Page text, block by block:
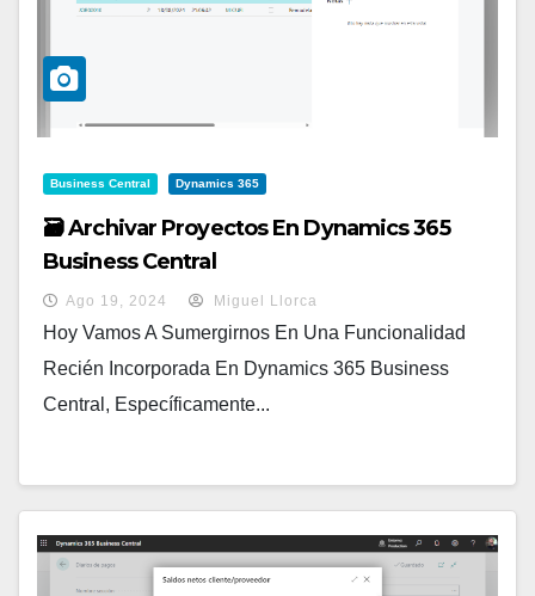
Business Central Dynamics 365
🗃️ Archivar Proyectos En Dynamics 365
Business Central
Ago 19, 2024 Miguel Llorca
Hoy Vamos A Sumergirnos En Una Funcionalidad
Recién Incorporada En Dynamics 365 Business
Central, Específicamente...